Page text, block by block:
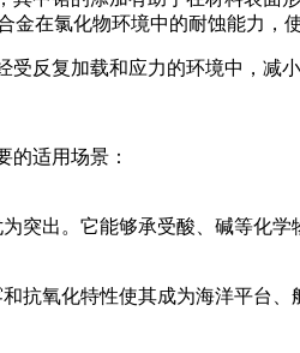
在氯化物环境中的耐蚀能力，
反复加载和应力的环境中，减
的适用场景：
突出。它能够承受酸、碱等化学
抗氧化特性使其成为海洋平台、